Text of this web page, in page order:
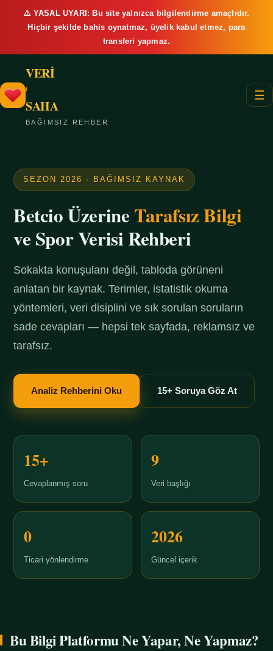
⚠️ YASAL UYARI: Bu site yalnızca bilgilendirme amaçlıdır.
Hiçbir şekilde bahis oynatmaz, üyelik kabul etmez, para
transferi yapmaz.
VERİ
/
SAHA
BAĞIMSIZ REHBER
☰
SEZON 2026 · BAĞIMSIZ KAYNAK
Betcio ÜzerineTarafsız Bilgi
ve Spor Verisi Rehberi
Sokakta konuşulanı değil, tabloda görüneni
anlatan bir kaynak. Terimler, istatistik okuma
yöntemleri, veri disiplini ve sık sorulan soruların
sade cevapları — hepsi tek sayfada, reklamsız ve
tarafsız.
Analiz Rehberini Oku 15+ Soruya Göz At
15+
Cevaplanmış soru
9
Veri başlığı
0
Ticari yönlendirme
2026
Güncel içerik
Bu Bilgi Platformu Ne Yapar, Ne Yapmaz?